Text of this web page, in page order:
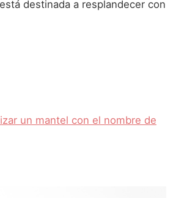
destinada a resplandecer con
un mantel con el nombre de